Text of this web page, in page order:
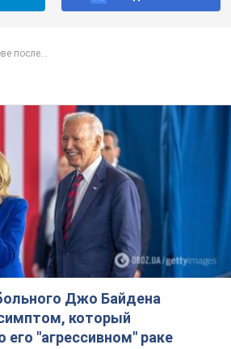
который
его "агрессивном" раке
на это должного внимания
13-летняя
в результате
на Сумскую
обстрела
и бабушка
носили только